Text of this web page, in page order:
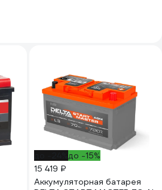
до -15%
15 419 ₽
Аккумуляторная батарея